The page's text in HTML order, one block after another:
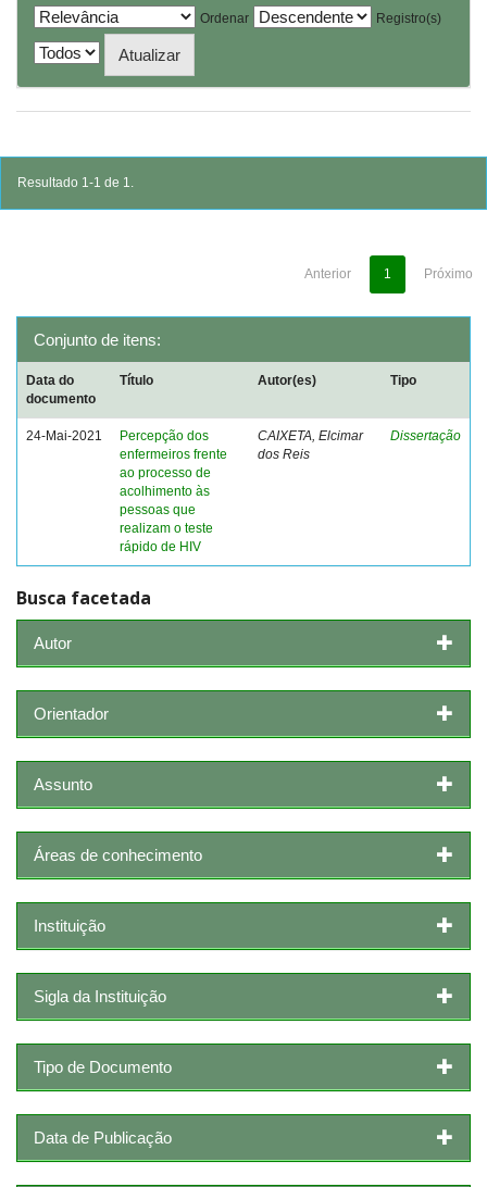
Ordenar
Registro(s)
Resultado 1-1 de 1.
Anterior 1 Próximo
Conjunto de itens:
Data do
documento
Título Autor(es) Tipo
24-Mai-2021
Percepção dos
enfermeiros frente
ao processo de
acolhimento às
pessoas que
realizam o teste
rápido de HIV
CAIXETA, Elcimar
dos Reis
Dissertação
Busca facetada
Autor
Orientador
Assunto
Áreas de conhecimento
Instituição
Sigla da Instituição
Tipo de Documento
Data de Publicação